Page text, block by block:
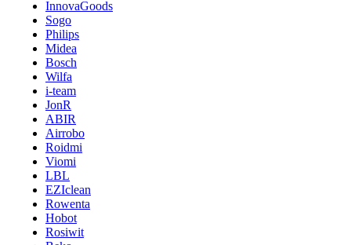
InnovaGoods
Sogo
Philips
Midea
Bosch
Wilfa
i-team
JonR
ABIR
Airrobo
Roidmi
Viomi
LBL
EZIclean
Rowenta
Hobot
Rosiwit